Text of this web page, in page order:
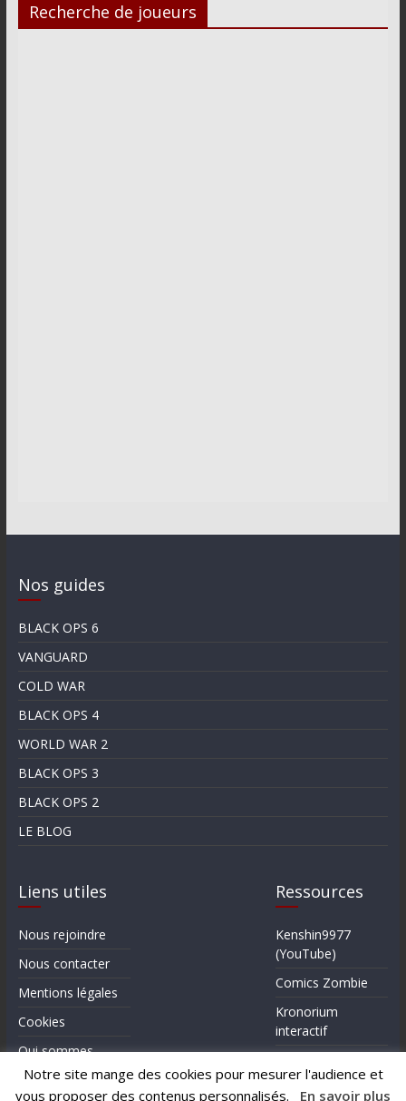
Notre site mange des cookies pour mesurer l'audience et
vous proposer des contenus personnalisés. En savoir plus
Recherche de joueurs
Nos guides
BLACK OPS 6
VANGUARD
COLD WAR
BLACK OPS 4
WORLD WAR 2
BLACK OPS 3
BLACK OPS 2
LE BLOG
Liens utiles
Nous rejoindre
Nous contacter
Mentions légales
Cookies
Qui sommes-
nous?
Ressources
Kenshin9977
(YouTube)
Comics Zombie
Kronorium
interactif